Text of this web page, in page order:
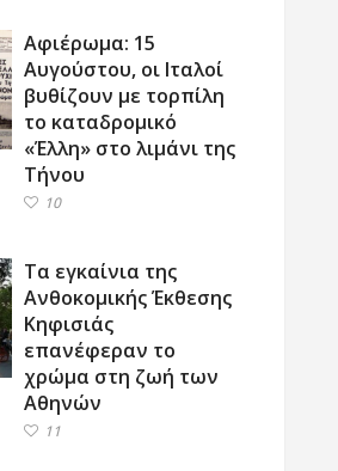
Αφιέρωμα: 15
Αυγούστου, οι Ιταλοί
βυθίζουν με τορπίλη
το καταδρομικό
«Έλλη» στο λιμάνι της
Τήνου
10
Τα εγκαίνια της
Ανθοκομικής Έκθεσης
Κηφισιάς
επανέφεραν το
χρώμα στη ζωή των
Αθηνών
11